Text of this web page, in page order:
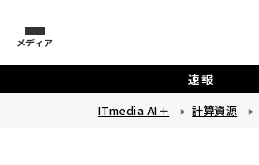
メディア
速報
ITmedia AI＋ 計算資源